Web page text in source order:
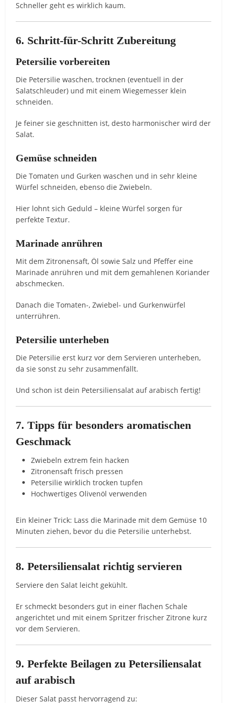
Schneller geht es wirklich kaum.
6. Schritt-für-Schritt Zubereitung
Petersilie vorbereiten
Die Petersilie waschen, trocknen (eventuell in der
Salatschleuder) und mit einem Wiegemesser klein
schneiden.
Je feiner sie geschnitten ist, desto harmonischer wird der
Salat.
Gemüse schneiden
Die Tomaten und Gurken waschen und in sehr kleine
Würfel schneiden, ebenso die Zwiebeln.
Hier lohnt sich Geduld – kleine Würfel sorgen für
perfekte Textur.
Marinade anrühren
Mit dem Zitronensaft, Öl sowie Salz und Pfeffer eine
Marinade anrühren und mit dem gemahlenen Koriander
abschmecken.
Danach die Tomaten-, Zwiebel- und Gurkenwürfel
unterrühren.
Petersilie unterheben
Die Petersilie erst kurz vor dem Servieren unterheben,
da sie sonst zu sehr zusammenfällt.
Und schon ist dein Petersiliensalat auf arabisch fertig!
7. Tipps für besonders aromatischen
Geschmack
Zwiebeln extrem fein hacken
Zitronensaft frisch pressen
Petersilie wirklich trocken tupfen
Hochwertiges Olivenöl verwenden
Ein kleiner Trick: Lass die Marinade mit dem Gemüse 10
Minuten ziehen, bevor du die Petersilie unterhebst.
8. Petersiliensalat richtig servieren
Serviere den Salat leicht gekühlt.
Er schmeckt besonders gut in einer flachen Schale
angerichtet und mit einem Spritzer frischer Zitrone kurz
vor dem Servieren.
9. Perfekte Beilagen zu Petersiliensalat
auf arabisch
Dieser Salat passt hervorragend zu: